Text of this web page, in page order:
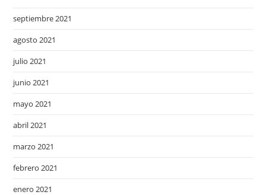
septiembre 2021
agosto 2021
julio 2021
junio 2021
mayo 2021
abril 2021
marzo 2021
febrero 2021
enero 2021